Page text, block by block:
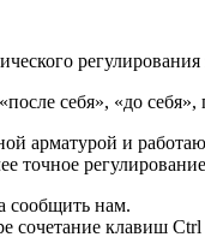
себя», «до себя»,
арматурой и
точное
сообщить нам.
сочетание клавиш